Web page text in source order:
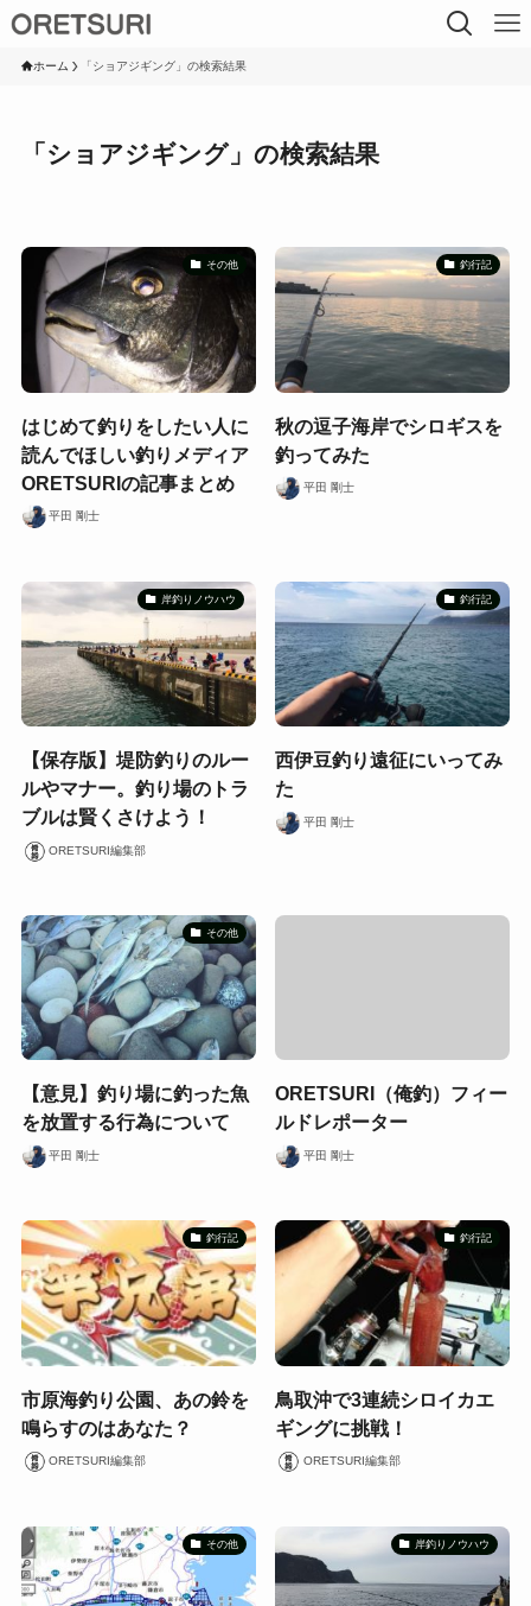
ホーム 「ショアジギング」の検索結果
「ショアジギング」の検索結果
その他
はじめて釣りをしたい人に
読んでほしい釣りメディア
ORETSURIの記事まとめ
平田 剛士
釣行記
秋の逗子海岸でシロギスを
釣ってみた
平田 剛士
岸釣りノウハウ
【保存版】堤防釣りのルー
ルやマナー。釣り場のトラ
ブルは賢くさけよう！
ORETSURI編集部
釣行記
西伊豆釣り遠征にいってみ
た
平田 剛士
その他
【意見】釣り場に釣った魚
を放置する行為について
平田 剛士
ORETSURI（俺釣）フィー
ルドレポーター
平田 剛士
釣行記
市原海釣り公園、あの鈴を
鳴らすのはあなた？
ORETSURI編集部
釣行記
鳥取沖で3連続シロイカエ
ギングに挑戦！
ORETSURI編集部
その他 岸釣りノウハウ